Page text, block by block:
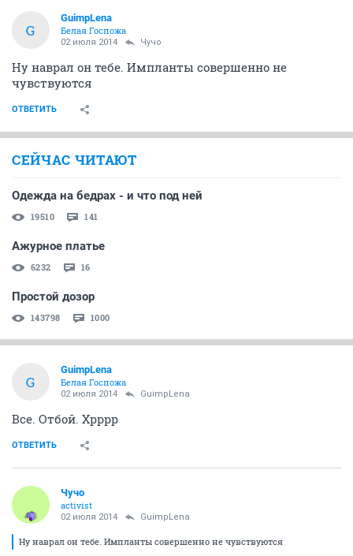
G
GuimpLena
Белая Госпожа
02 июля 2014 Чучо
Ну наврал он тебе. Импланты совершенно не
чувствуются
ОТВЕТИТЬ
СЕЙЧАС ЧИТАЮТ
Одежда на бедрах - и что под ней
19510 141
Ажурное платье
6232 16
Простой дозор
143798 1000
G
GuimpLena
Белая Госпожа
02 июля 2014 GuimpLena
Все. Отбой. Хрррр
ОТВЕТИТЬ
Чучо
activist
02 июля 2014 GuimpLena
Ну наврал он тебе. Импланты совершенно не чувствуются